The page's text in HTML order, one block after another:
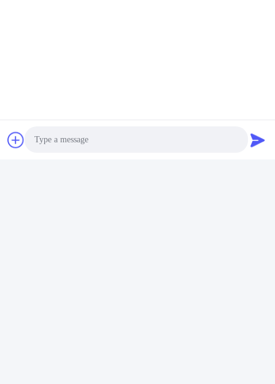
F7, Tòa nhà 2, Công viên công nghiệp Xinkai, đường 2 Jinye,